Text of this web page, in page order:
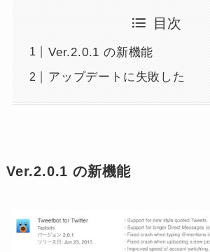
目次
Ver.2.0.1 の新機能
アップデートに失敗した
Ver.2.0.1 の新機能